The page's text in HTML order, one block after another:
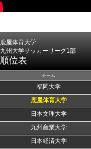
鹿屋体育大学
九州大学サッカーリーグ1部
順位表
チーム
福岡大学
鹿屋体育大学
日本文理大学
九州産業大学
日本経済大学